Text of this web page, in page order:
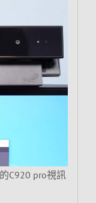
C920 pro視訊